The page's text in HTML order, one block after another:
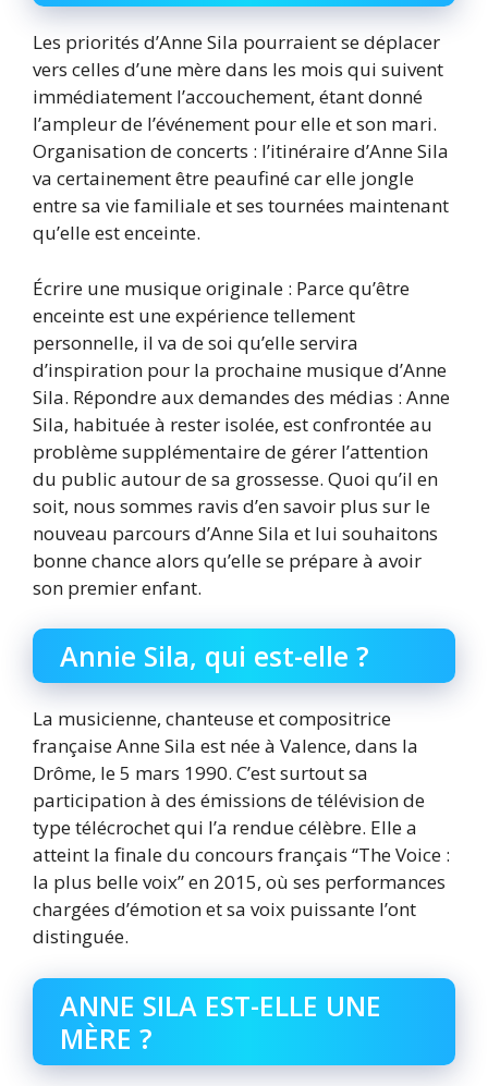
Les priorités d’Anne Sila pourraient se déplacer
vers celles d’une mère dans les mois qui suivent
immédiatement l’accouchement, étant donné
l’ampleur de l’événement pour elle et son mari.
Organisation de concerts : l’itinéraire d’Anne Sila
va certainement être peaufiné car elle jongle
entre sa vie familiale et ses tournées maintenant
qu’elle est enceinte.
Écrire une musique originale : Parce qu’être
enceinte est une expérience tellement
personnelle, il va de soi qu’elle servira
d’inspiration pour la prochaine musique d’Anne
Sila. Répondre aux demandes des médias : Anne
Sila, habituée à rester isolée, est confrontée au
problème supplémentaire de gérer l’attention
du public autour de sa grossesse. Quoi qu’il en
soit, nous sommes ravis d’en savoir plus sur le
nouveau parcours d’Anne Sila et lui souhaitons
bonne chance alors qu’elle se prépare à avoir
son premier enfant.
Annie Sila, qui est-elle ?
La musicienne, chanteuse et compositrice
française Anne Sila est née à Valence, dans la
Drôme, le 5 mars 1990. C’est surtout sa
participation à des émissions de télévision de
type télécrochet qui l’a rendue célèbre. Elle a
atteint la finale du concours français “The Voice :
la plus belle voix” en 2015, où ses performances
chargées d’émotion et sa voix puissante l’ont
distinguée.
ANNE SILA EST-ELLE UNE
MÈRE ?